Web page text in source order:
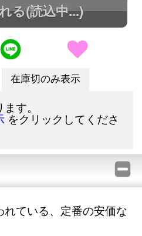
る(読込中...)
在庫切のみ表示
す。
をクリックしてくださ
れている、定番の安価な